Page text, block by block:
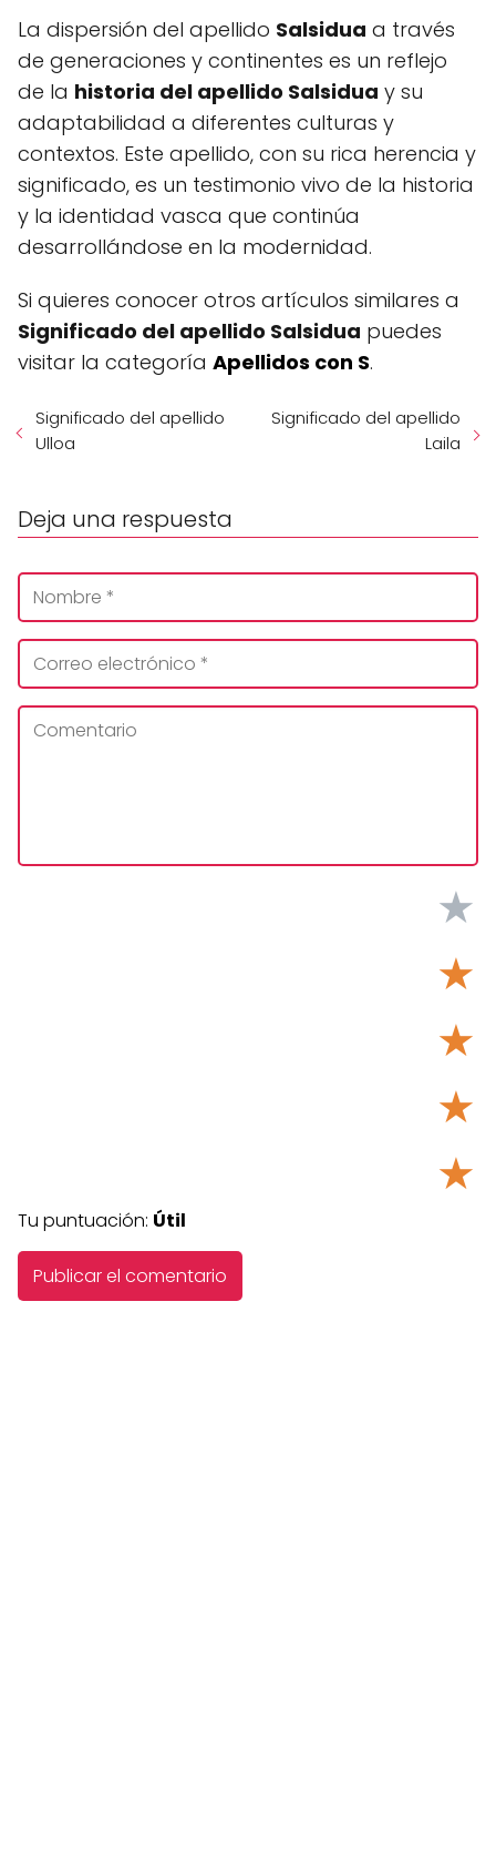
La dispersión del apellido Salsidua a través
de generaciones y continentes es un reflejo
de la historia del apellido Salsidua y su
adaptabilidad a diferentes culturas y
contextos. Este apellido, con su rica herencia y
significado, es un testimonio vivo de la historia
y la identidad vasca que continúa
desarrollándose en la modernidad.
Si quieres conocer otros artículos similares a
Significado del apellido Salsidua puedes
visitar la categoría Apellidos con S.
Significado del apellido
Ulloa
Significado del apellido
Laila
Deja una respuesta
★
★
★
★
★
Tu puntuación: Útil